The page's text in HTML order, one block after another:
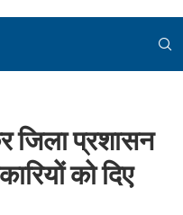
जिला प्रशासन
को दिए